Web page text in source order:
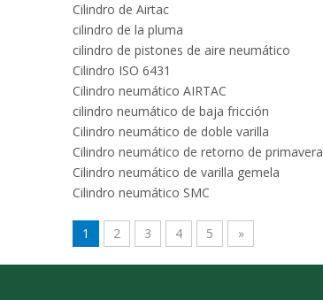
Cilindro de Airtac
cilindro de la pluma
cilindro de pistones de aire neumático
Cilindro ISO 6431
Cilindro neumático AIRTAC
cilindro neumático de baja fricción
Cilindro neumático de doble varilla
Cilindro neumático de retorno de primavera
Cilindro neumático de varilla gemela
Cilindro neumático SMC
1 2 3 4 5 »